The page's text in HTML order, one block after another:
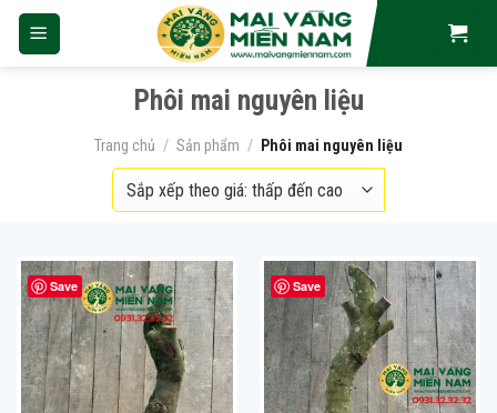
Skip
Phôi mai nguyên liệu
Trang chủ / Sản phẩm / Phôi mai nguyên liệu
Save Save